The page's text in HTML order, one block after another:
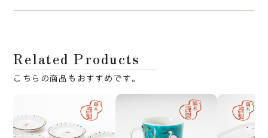
Related Products